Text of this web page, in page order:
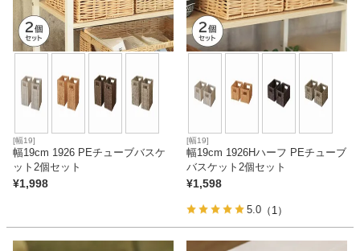
[幅19]
幅19cm 1926 PEチューブバスケ
ット2個セット
¥1,998
[幅19]
幅19cm 1926Hハーフ PEチューブ
バスケット2個セット
¥1,598
5.0 （1）